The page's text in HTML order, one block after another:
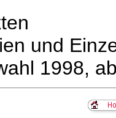
und
1998,